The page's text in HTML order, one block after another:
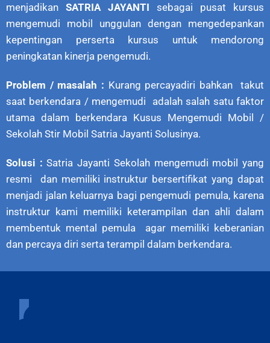
menjadikan SATRIA JAYANTI sebagai pusat kursus
mengemudi mobil unggulan dengan mengedepankan
kepentingan perserta kursus untuk mendorong
peningkatan kinerja pengemudi.
Problem / masalah : Kurang percayadiri bahkan takut
saat berkendara / mengemudi adalah salah satu faktor
utama dalam berkendara Kusus Mengemudi Mobil /
Sekolah Stir Mobil Satria Jayanti Solusinya.
Solusi : Satria Jayanti Sekolah mengemudi mobil yang
resmi dan memiliki instruktur bersertifikat yang dapat
menjadi jalan keluarnya bagi pengemudi pemula, karena
instruktur kami memiliki keterampilan dan ahli dalam
membentuk mental pemula agar memiliki keberanian
dan percaya diri serta terampil dalam berkendara.